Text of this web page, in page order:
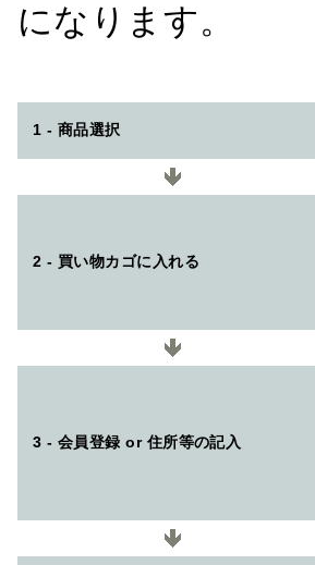
になります。
1 - 商品選択
2 - 買い物カゴに入れる
3 - 会員登録 or 住所等の記入